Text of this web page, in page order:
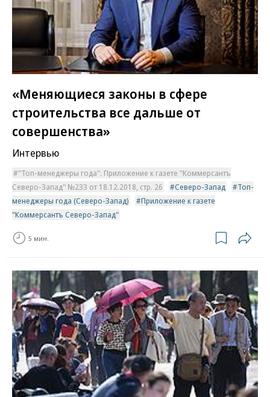
«Меняющиеся законы в сфере
строительства все дальше от
совершенства»
Интервью
"Топ-менеджеры года". Приложение к газете "Коммерсантъ
Северо-Запад" №233 от 18.12.2018, стр. 26
Северо-Запад
Топ-
менеджеры года (Северо-Запад)
Приложение к газете
"Коммерсантъ Северо-Запад"
5 мин.